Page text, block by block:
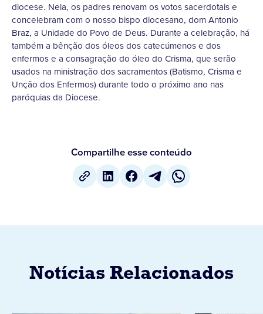
diocese. Nela, os padres renovam os votos sacerdotais e
concelebram com o nosso bispo diocesano, dom Antonio
Braz, a Unidade do Povo de Deus. Durante a celebração, há
também a bênção dos óleos dos catecúmenos e dos
enfermos e a consagração do óleo do Crisma, que serão
usados na ministração dos sacramentos (Batismo, Crisma e
Unção dos Enfermos) durante todo o próximo ano nas
paróquias da Diocese.
Compartilhe esse conteúdo
Notícias Relacionados